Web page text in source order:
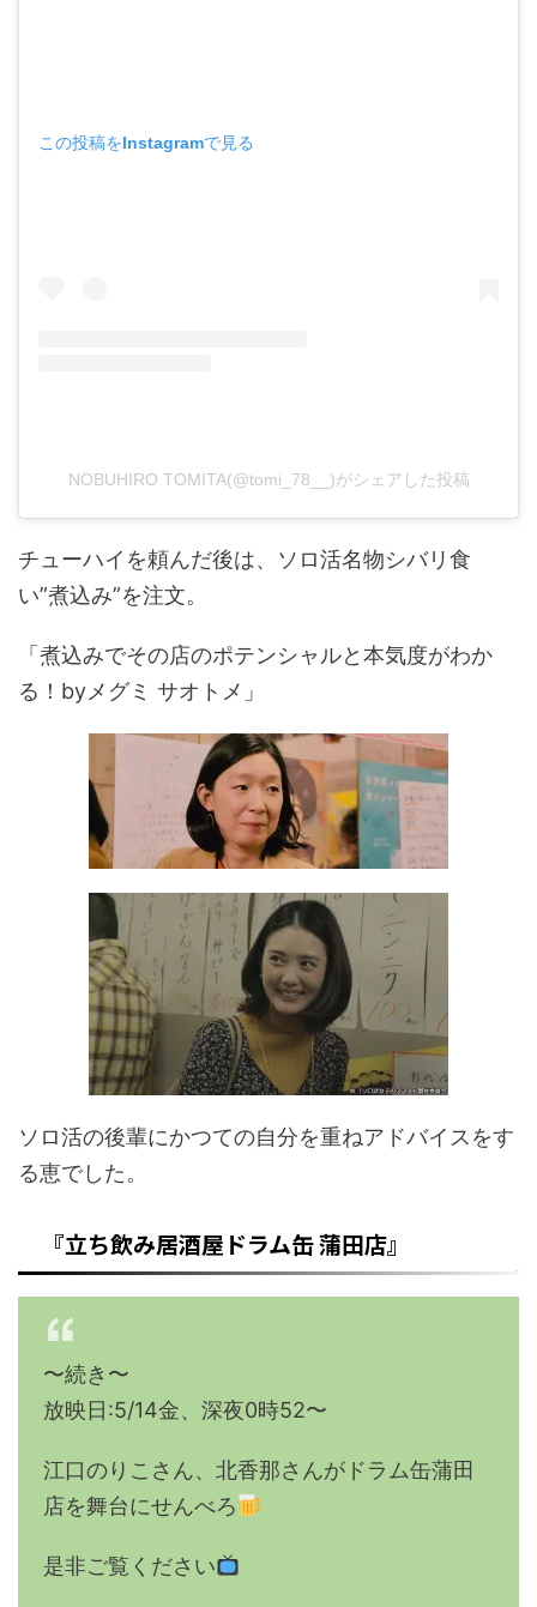
この投稿をInstagramで見る
NOBUHIRO TOMITA(@tomi_78__)がシェアした投稿
チューハイを頼んだ後は、ソロ活名物シバリ食
い”煮込み”を注文。
「煮込みでその店のポテンシャルと本気度がわか
る！byメグミ サオトメ」
ソロ活の後輩にかつての自分を重ねアドバイスをす
る恵でした。
『立ち飲み居酒屋ドラム缶 蒲田店』
〜続き〜
放映日:5/14金、深夜0時52〜
江口のりこさん、北香那さんがドラム缶蒲田
店を舞台にせんべろ
是非ご覧ください